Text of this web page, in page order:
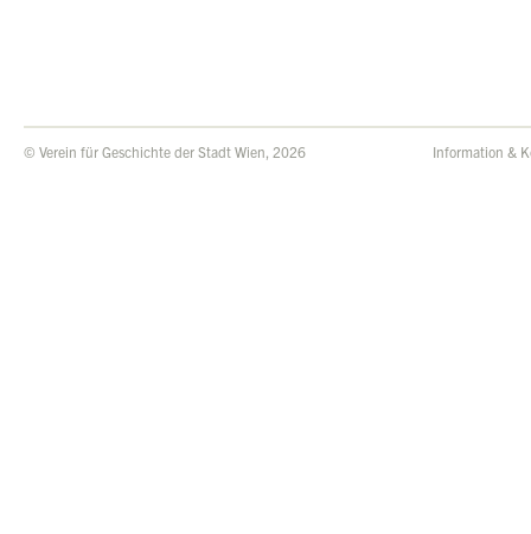
© Verein für Geschichte der Stadt Wien, 2026 Information &